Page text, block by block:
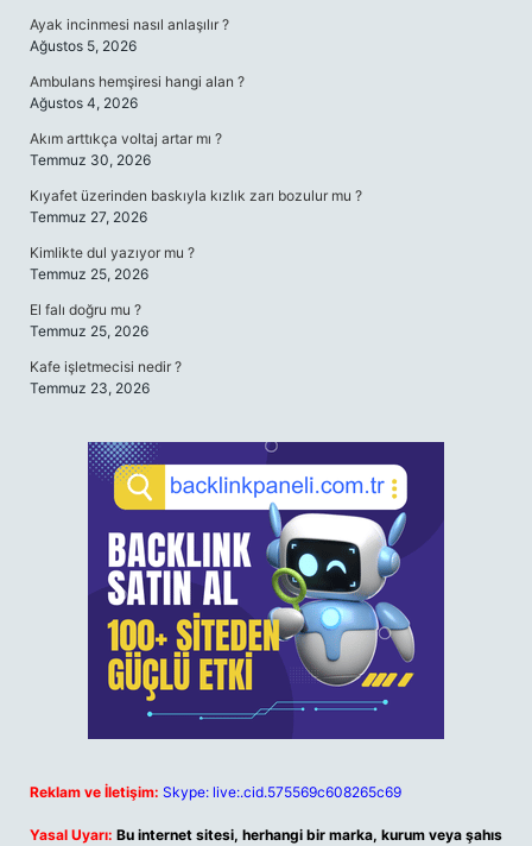
Ayak incinmesi nasıl anlaşılır ?
Ağustos 5, 2026
Ambulans hemşiresi hangi alan ?
Ağustos 4, 2026
Akım arttıkça voltaj artar mı ?
Temmuz 30, 2026
Kıyafet üzerinden baskıyla kızlık zarı bozulur mu ?
Temmuz 27, 2026
Kimlikte dul yazıyor mu ?
Temmuz 25, 2026
El falı doğru mu ?
Temmuz 25, 2026
Kafe işletmecisi nedir ?
Temmuz 23, 2026
Reklam ve İletişim: Skype: live:.cid.575569c608265c69
Yasal Uyarı: Bu internet sitesi, herhangi bir marka, kurum veya şahıs